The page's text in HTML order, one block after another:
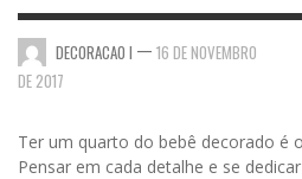
DECORACAO I — 16 DE NOVEMBRO
DE 2017
Ter um quarto do bebê decorado é
Pensar em cada detalhe e se